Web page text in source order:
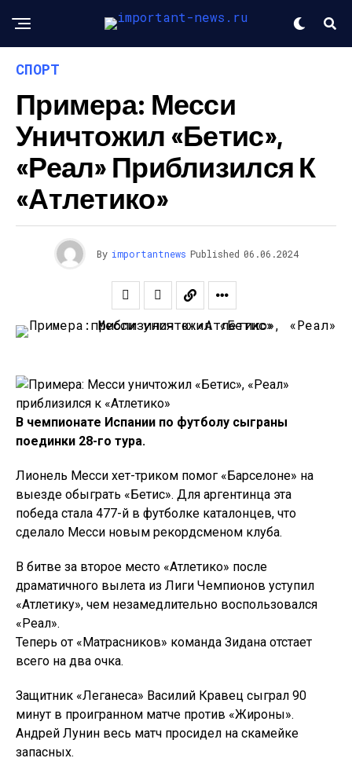
СПОРТ
Примера: Месси
Уничтожил «Бетис»,
«Реал» Приблизился К
«Атлетико»
By importantnews Published 06.06.2024
В чемпионате Испании по футболу сыграны
поединки 28-го тура.
Лионель Месси хет-триком помог «Барселоне» на
выезде обыграть «Бетис». Для аргентинца эта
победа стала 477-й в футболке каталонцев, что
сделало Месси новым рекордсменом клуба.
В битве за второе место «Атлетико» после
драматичного вылета из Лиги Чемпионов уступил
«Атлетику», чем незамедлительно воспользовался
«Реал».
Теперь от «Матрасников» команда Зидана отстает
всего на два очка.
Защитник «Леганеса» Василий Кравец сыграл 90
минут в проигранном матче против «Жироны».
Андрей Лунин весь матч просидел на скамейке
запасных.